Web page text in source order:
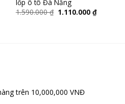
lốp ô tô Đà Nẵng
1.590.000₫ 1.110.000 ₫
trên 10,000,000 VNĐ